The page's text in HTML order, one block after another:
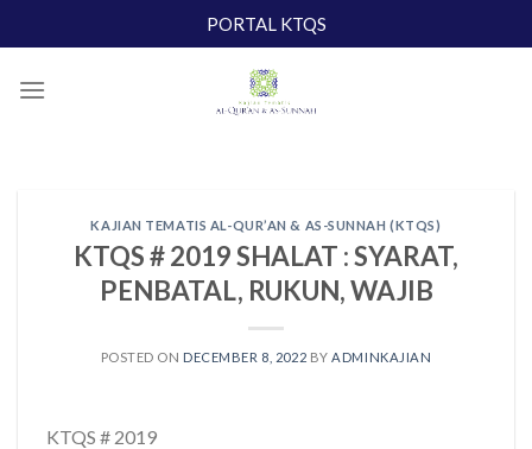
to
PORTAL KTQS
KAJIAN TEMATIS AL-QUR’AN & AS-SUNNAH (KTQS)
KTQS # 2019 SHALAT : SYARAT,
PENBATAL, RUKUN, WAJIB
POSTED ON DECEMBER 8, 2022 BY ADMINKAJIAN
KTQS # 2019